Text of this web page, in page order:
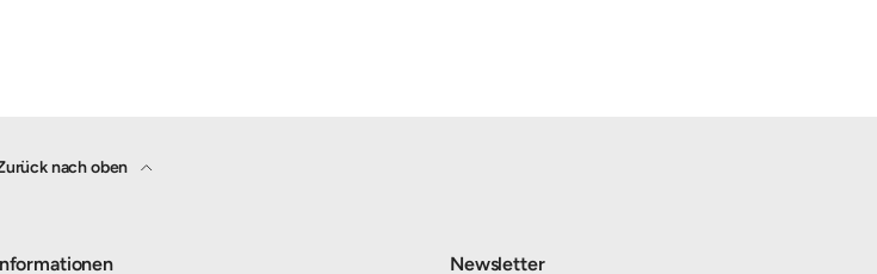
nach oben
Newsletter